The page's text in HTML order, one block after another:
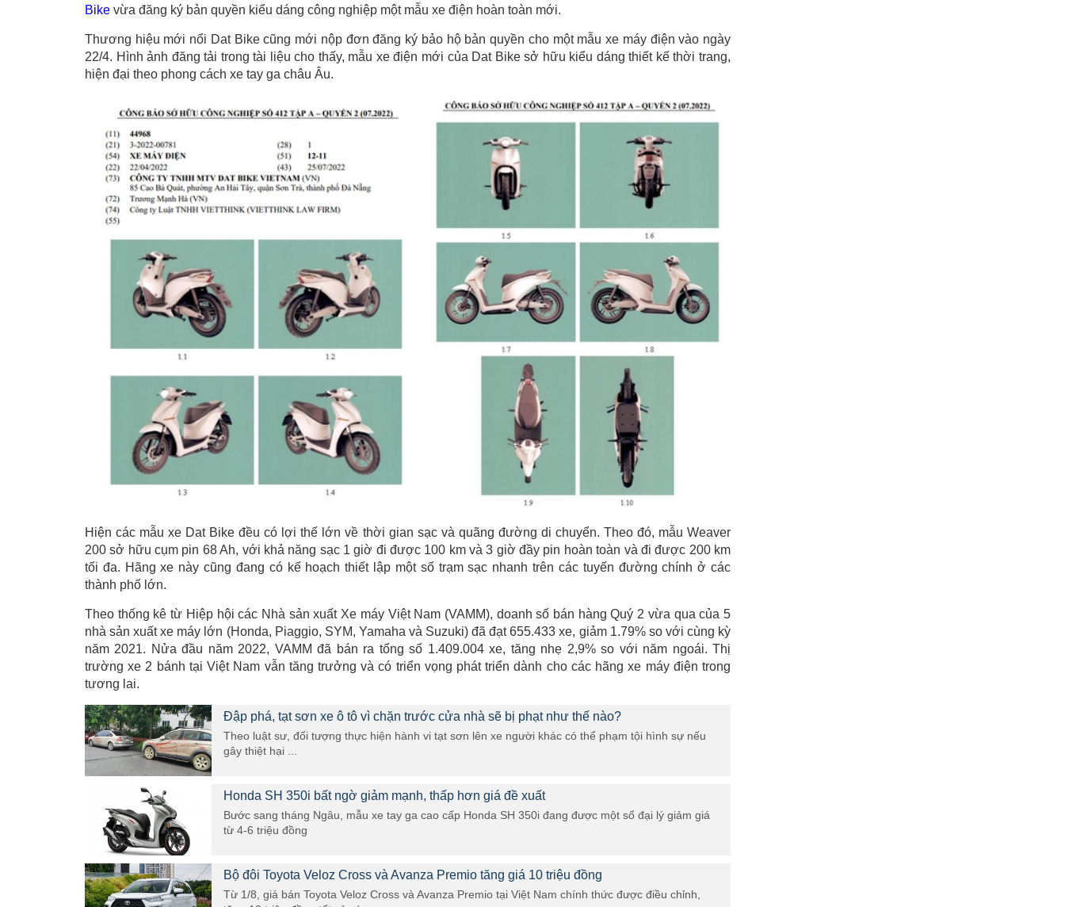
Bike vừa đăng ký bản quyền kiểu dáng công nghiệp một mẫu xe điện hoàn toàn mới.
Thương hiệu mới nổi Dat Bike cũng mới nộp đơn đăng ký bảo hộ bản quyền cho một mẫu xe máy điện vào ngày
22/4. Hình ảnh đăng tải trong tài liệu cho thấy, mẫu xe điện mới của Dat Bike sở hữu kiểu dáng thiết kế thời trang,
hiện đại theo phong cách xe tay ga châu Âu.
Hiện các mẫu xe Dat Bike đều có lợi thế lớn về thời gian sạc và quãng đường di chuyển. Theo đó, mẫu Weaver
200 sở hữu cụm pin 68 Ah, với khả năng sạc 1 giờ đi được 100 km và 3 giờ đầy pin hoàn toàn và đi được 200 km
tối đa. Hãng xe này cũng đang có kế hoạch thiết lập một số trạm sạc nhanh trên các tuyến đường chính ở các
thành phố lớn.
Theo thống kê từ Hiệp hội các Nhà sản xuất Xe máy Việt Nam (VAMM), doanh số bán hàng Quý 2 vừa qua của 5
nhà sản xuất xe máy lớn (Honda, Piaggio, SYM, Yamaha và Suzuki) đã đạt 655.433 xe, giảm 1.79% so với cùng kỳ
năm 2021. Nửa đầu năm 2022, VAMM đã bán ra tổng số 1.409.004 xe, tăng nhẹ 2,9% so với năm ngoái. Thị
trường xe 2 bánh tại Việt Nam vẫn tăng trưởng và có triển vọng phát triển dành cho các hãng xe máy điện trong
tương lai.
Đập phá, tạt sơn xe ô tô vì chặn trước cửa nhà sẽ bị phạt như thế nào?
Theo luật sư, đối tượng thực hiện hành vi tạt sơn lên xe người khác có thể phạm tội hình sự nếu
gây thiệt hại ...
Honda SH 350i bất ngờ giảm mạnh, thấp hơn giá đề xuất
Bước sang tháng Ngâu, mẫu xe tay ga cao cấp Honda SH 350i đang được một số đại lý giảm giá
từ 4-6 triệu đồng
Bộ đôi Toyota Veloz Cross và Avanza Premio tăng giá 10 triệu đồng
Từ 1/8, giá bán Toyota Veloz Cross và Avanza Premio tại Việt Nam chính thức được điều chỉnh,